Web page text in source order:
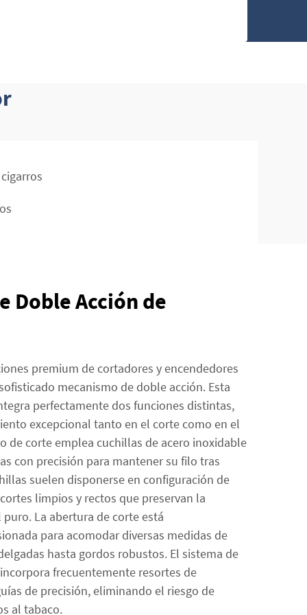
Doble Acción de
premium de cortadores y encendedores
mecanismo de doble acción. Esta
perfectamente dos funciones distintas,
excepcional tanto en el corte como en el
de corte emplea cuchillas de acero inoxidable
con precisión para mantener su filo tras
suelen disponerse en configuración de
limpios y rectos que preservan la
La abertura de corte está
para acomodar diversas medidas de
hasta gordos robustos. El sistema de
frecuentemente resortes de
de precisión, eliminando el riesgo de
al tabaco.